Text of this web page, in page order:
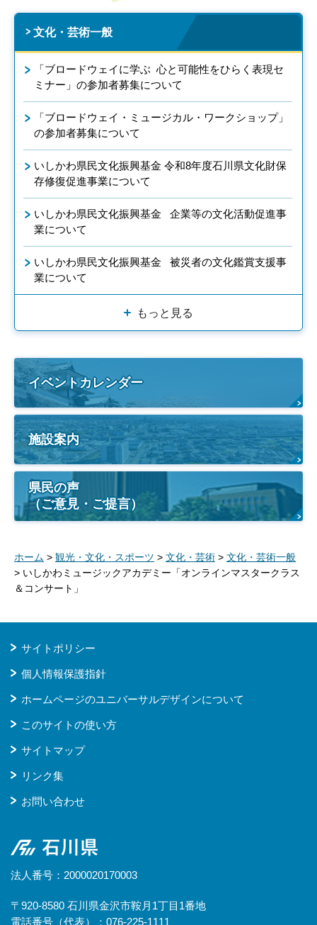
文化・芸術一般
「ブロードウェイに学ぶ 心と可能性をひらく表現セ
ミナー」の参加者募集について
「ブロードウェイ・ミュージカル・ワークショップ」
の参加者募集について
いしかわ県民文化振興基金 令和8年度石川県文化財保
存修復促進事業について
いしかわ県民文化振興基金 企業等の文化活動促進事
業について
いしかわ県民文化振興基金 被災者の文化鑑賞支援事
業について
もっと見る
イベントカレンダー
施設案内
県民の声
（ご意見・ご提言）
ホーム > 観光・文化・スポーツ > 文化・芸術 > 文化・芸術一般
> いしかわミュージックアカデミー「オンラインマスタークラス
＆コンサート」
サイトポリシー
個人情報保護指針
ホームページのユニバーサルデザインについて
このサイトの使い方
サイトマップ
リンク集
お問い合わせ
石川県
法人番号：2000020170003
〒920-8580 石川県金沢市鞍月1丁目1番地
電話番号（代表）：076-225-1111